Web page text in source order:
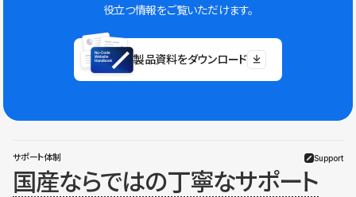
役立つ情報をご覧いただけます。
製品資料をダウンロード
サポート体制 Support
国産ならではの丁寧なサポート